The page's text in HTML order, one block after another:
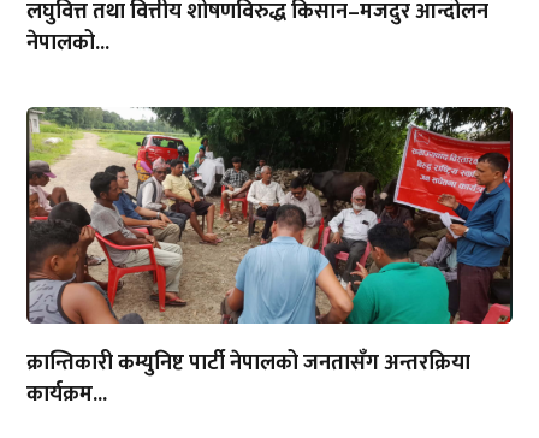
लघुवित्त तथा वित्तीय शोषणविरुद्ध किसान–मजदुर आन्दोलन
नेपालको...
क्रान्तिकारी कम्युनिष्ट पार्टी नेपालको जनतासँग अन्तरक्रिया
कार्यक्रम...